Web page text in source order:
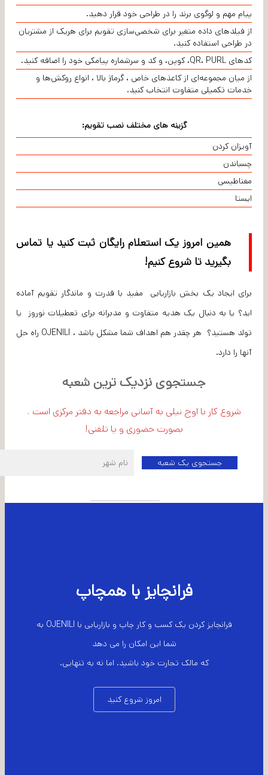
پیام مهم و لوگوی برند را در طراحی خود قرار دهید.
از فیلدهای داده متغیر برای شخصی‌سازی تقویم برای هریک از مشتریان
در طراحی استفاده کنید.
کدهای QR، PURL، کوپن، و کد و سرشماره پیامکی خود را اضافه کنید.
از میان مجموعه‌ای از کاغذهای خاص ، گرماژ بالا ، انواع روکش‌ها و
خدمات تکمیلی متفاوت انتخاب کنید.
گزینه های مختلف نصب تقویم:
آویزان کردن
چسباندن
مغناطیسی
ایستا
همین امروز یک استعلام رایگان ثبت کنید یا تماس
بگیرید تا شروع کنیم!
برای ایجاد یک بخش بازاریابی مفید با قدرت و ماندگار تقویم آماده
اید؟ یا به دنبال یک هدیه متفاوت و مدبرانه برای تعطیلات نوروز یا
تولد هستید؟ هر چقدر هم اهداف شما مشکل باشد ، OJENILI راه حل
آنها را دارد.
جستجوی نزدیک ترین شعبه
شروع کار با اوج نیلی به آسانی مراجعه به دفتر مرکزی است .
بصورت حضوری و یا تلفنی!
فرانچایز با همچاپ
فرانچایز کردن یک کسب و کار چاپ و بازاریابی با OJENILI به
شما این امکان را می دهد
که مالک تجارت خود باشید. اما نه به تنهایی.
امروز شروع کنید